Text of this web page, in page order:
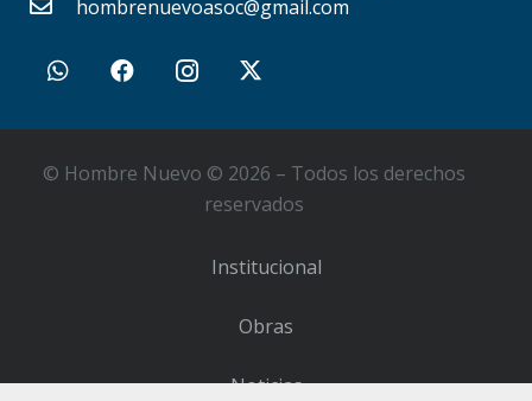
hombrenuevoasoc@gmail.com
© Hombre Nuevo © 2026 – Todos los derechos
reservados
Institucional
Obras
Noticias